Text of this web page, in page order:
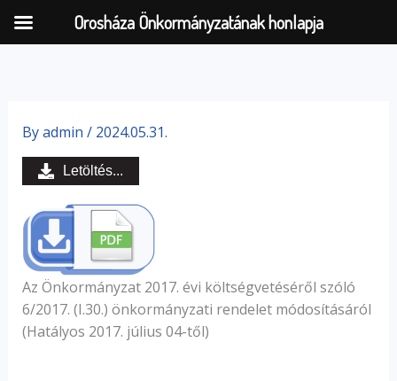
content
Byadmin / 2024.05.31.
Az Önkormányzat 2017. évi költségvetéséről szóló
6/2017. (I.30.) önkormányzati rendelet módosításáról
(Hatályos 2017. július 04-től)
Letöltés...
Orosháza Önkormányzatának honlapja